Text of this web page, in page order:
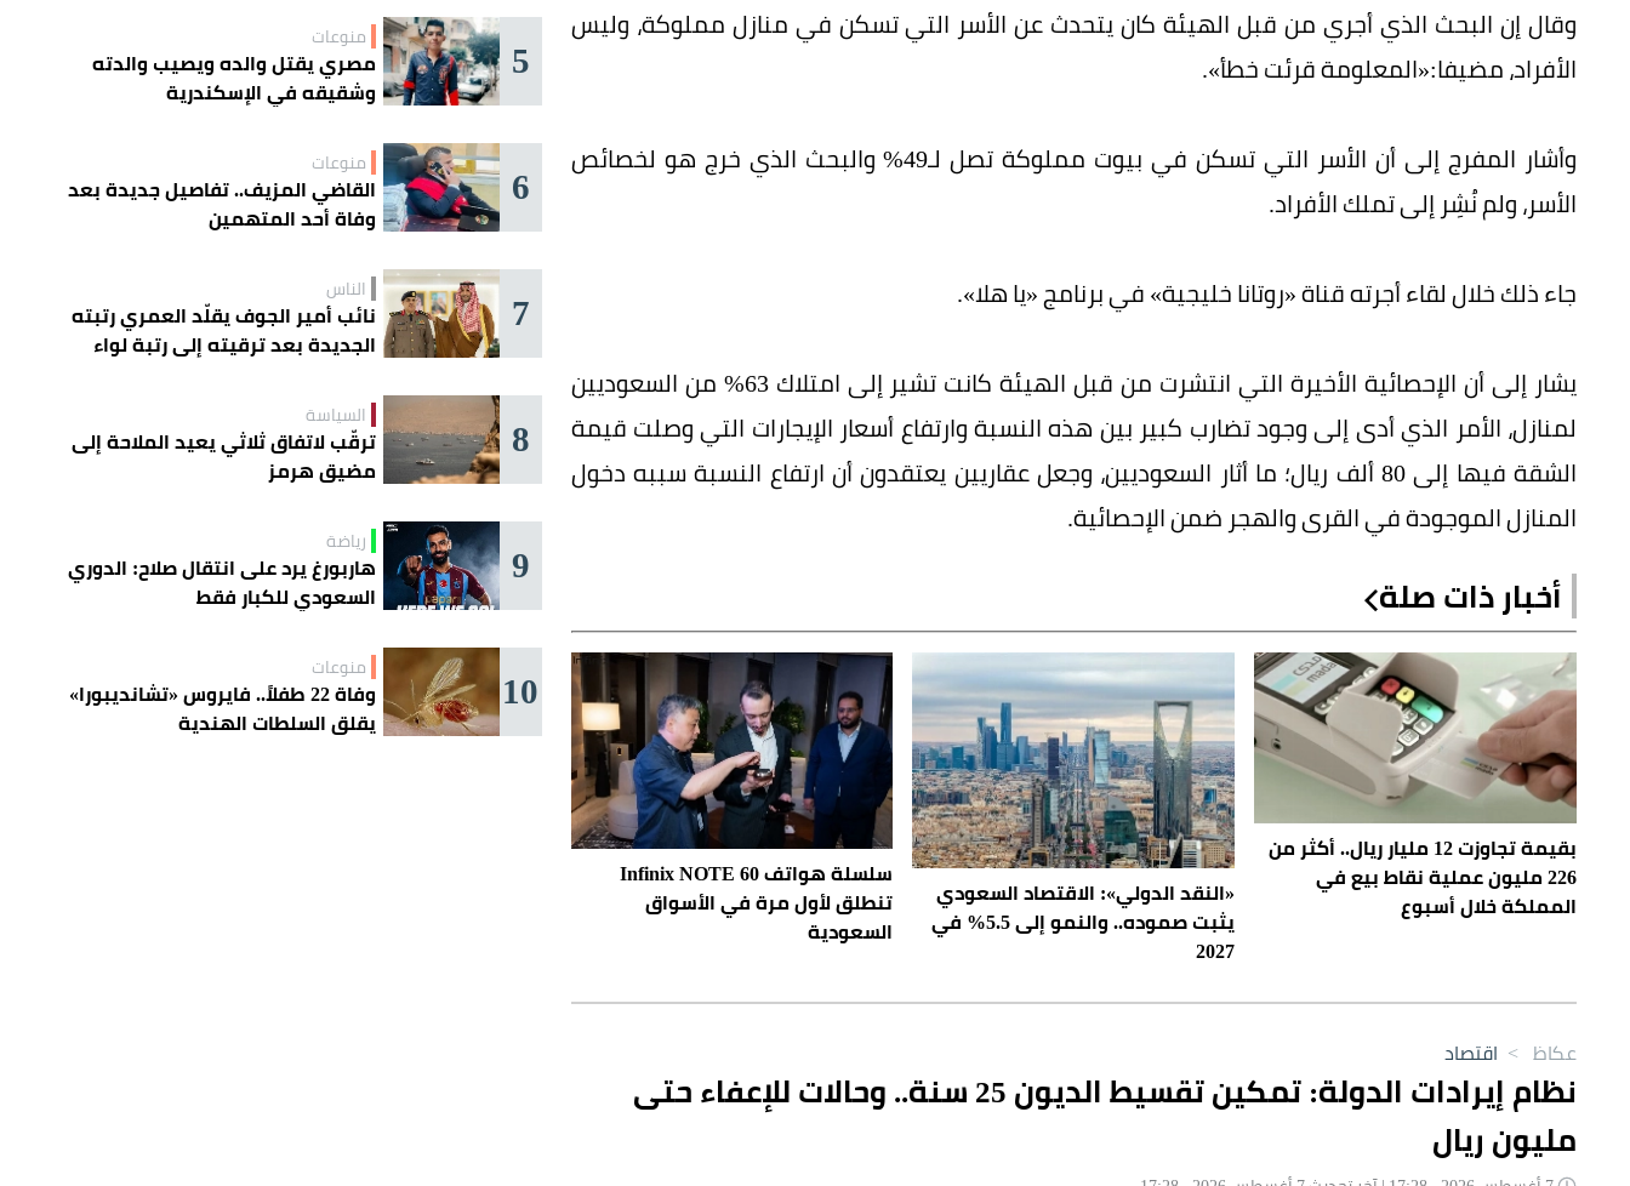
وقال إن البحث الذي أجري من قبل الهيئة كان يتحدث عن الأسر التي تسكن في منازل مملوكة، وليس
الأفراد، مضيفا:«المعلومة قرئت خطأ».
وأشار المفرج إلى أن الأسر التي تسكن في بيوت مملوكة تصل لـ49% والبحث الذي خرج هو لخصائص
الأسر، ولم نُشِر إلى تملك الأفراد.
جاء ذلك خلال لقاء أجرته قناة «روتانا خليجية» في برنامج «يا هلا».
يشار إلى أن الإحصائية الأخيرة التي انتشرت من قبل الهيئة كانت تشير إلى امتلاك 63% من السعوديين
لمنازل، الأمر الذي أدى إلى وجود تضارب كبير بين هذه النسبة وارتفاع أسعار الإيجارات التي وصلت قيمة
الشقة فيها إلى 80 ألف ريال؛ ما أثار السعوديين، وجعل عقاريين يعتقدون أن ارتفاع النسبة سببه دخول
المنازل الموجودة في القرى والهجر ضمن الإحصائية.
أخبار ذات صلة
بقيمة تجاوزت 12 مليار ريال.. أكثر من
226 مليون عملية نقاط بيع في
المملكة خلال أسبوع
«النقد الدولي»: الاقتصاد السعودي
يثبت صموده.. والنمو إلى 5.5% في
2027
سلسلة هواتف Infinix NOTE 60
تنطلق لأول مرة في الأسواق
السعودية
5 منوعات
مصري يقتل والده ويصيب والدته
وشقيقه في الإسكندرية
6 منوعات
القاضي المزيف.. تفاصيل جديدة بعد
وفاة أحد المتهمين
7 الناس
نائب أمير الجوف يقلّد العمري رتبته
الجديدة بعد ترقيته إلى رتبة لواء
8 السياسة
ترقّب لاتفاق ثلاثي يعيد الملاحة إلى
مضيق هرمز
9 رياضة
هاربورغ يرد على انتقال صلاح: الدوري
السعودي للكبار فقط
10 منوعات
وفاة 22 طفلاً.. فايروس «تشانديبورا»
يقلق السلطات الهندية
عكاظ > اقتصاد
نظام إيرادات الدولة: تمكين تقسيط الديون 25 سنة.. وحالات للإعفاء حتى
مليون ريال